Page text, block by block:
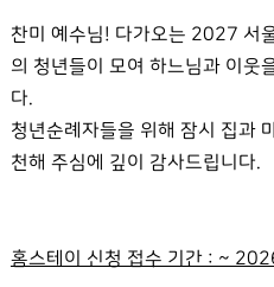
찬미 예수님! 다가오는 2027 서
의 청년들이 모여 하느님과 이웃
다.
청년순례자들을 위해 잠시 집과
천해 주심에 깊이 감사드립니다.
홈스테이 신청 접수 기간 : ~